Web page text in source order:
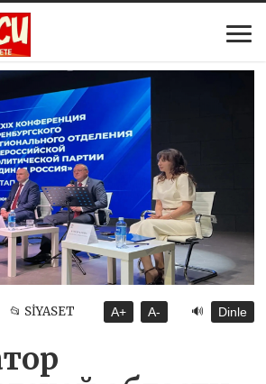
📂 SİYASET A+ A- 🔊 Dinle